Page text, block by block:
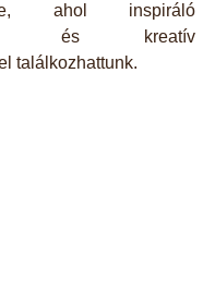
ahol inspiráló
és kreatív
találkozhattunk.